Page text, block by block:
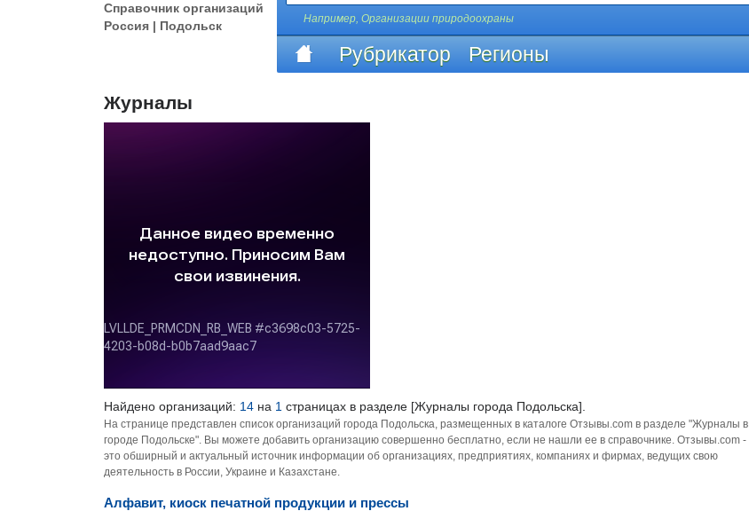
Справочник организаций
Россия | Подольск
Например, Организации природоохраны
Рубрикатор Регионы
Журналы
Найдено организаций: 14 на 1 страницах в разделе [Журналы города Подольска].
На странице представлен список организаций города Подольска, размещенных в каталоге Отзывы.com в разделе "Журналы в
городе Подольске". Вы можете добавить организацию совершенно бесплатно, если не нашли ее в справочнике. Отзывы.com -
это обширный и актуальный источник информации об организациях, предприятиях, компаниях и фирмах, ведущих свою
деятельность в России, Украине и Казахстане.
Алфавит, киоск печатной продукции и прессы